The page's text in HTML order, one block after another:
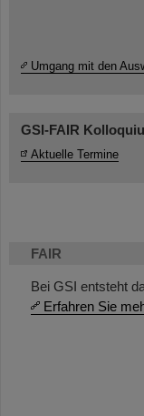
FAIR
Bei GSI entsteht
Erfahren Sie
Umgang mit den
GSI-FAIR
Aktuelle Termine